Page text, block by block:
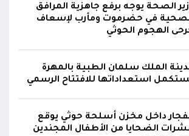
الوطنية تصد هجوماً حوثياً في جبهتي
بالتحيتا وحيس جنوب الحديدة
التطورات الميدانية والأمنية واتخاذ ما
إجراءات بصورة عاجلة ومستمرة بما
الاستجابة للتصعيد الحوثي والتعامل
على مختلف المستويات
الصحة يوجه برفع جاهزية المرافق
في حضرموت ومأرب لإسعاف
الهجوم الحوثي
الملك سلمان الطبية بالمهرة
استعداداتها للافتتاح الرسمي
داخل مخزن أسلحة حوثي يوقع
الضحايا من الأطفال المجندين